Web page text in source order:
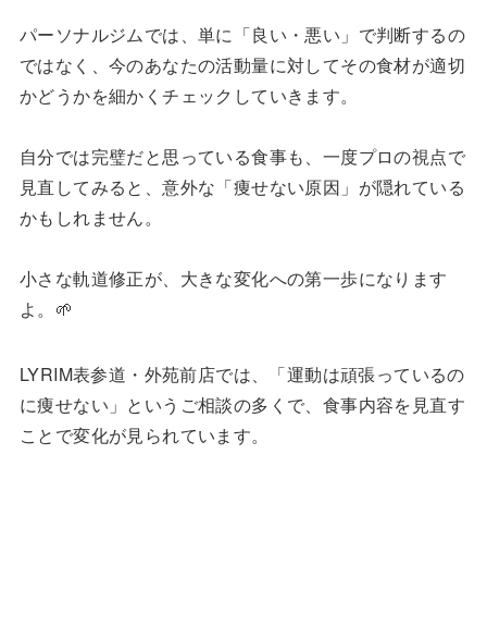
パーソナルジムでは、単に「良い・悪い」で判断するの
ではなく、今のあなたの活動量に対してその食材が適切
かどうかを細かくチェックしていきます。
自分では完璧だと思っている食事も、一度プロの視点で
見直してみると、意外な「痩せない原因」が隠れている
かもしれません。
小さな軌道修正が、大きな変化への第一歩になります
よ。🌱
LYRIM表参道・外苑前店では、「運動は頑張っているの
に痩せない」というご相談の多くで、食事内容を見直す
ことで変化が見られています。